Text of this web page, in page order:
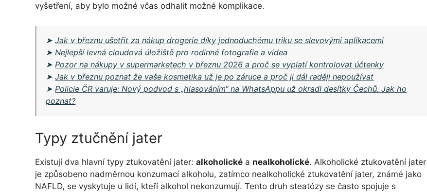
vyšetření, aby bylo možné včas odhalit možné komplikace.
➤Jak v březnu ušetřit za nákup drogerie díky jednoduchému triku se slevovými aplikacemi
➤Nejlepší levná cloudová úložiště pro rodinné fotografie a videa
➤Pozor na nákupy v supermarketech v březnu 2026 a proč se vyplatí kontrolovat účtenky
➤Jak v březnu poznat že vaše kosmetika už je po záruce a proč ji dál raději nepoužívat
➤Policie ČR varuje: Nový podvod s „hlasováním“ na WhatsAppu už okradl desítky Čechů. Jak ho
poznat?
Typy ztučnění jater
Existují dva hlavní typy ztukovatění jater: alkoholické a nealkoholické. Alkoholické ztukovatění jater
je způsobeno nadměrnou konzumací alkoholu, zatímco nealkoholické ztukovatění jater, známé jako
NAFLD, se vyskytuje u lidí, kteří alkohol nekonzumují. Tento druh steatózy se často spojuje s